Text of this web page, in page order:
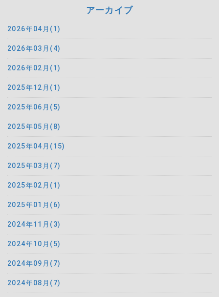
アーカイブ
2026年04月(1)
2026年03月(4)
2026年02月(1)
2025年12月(1)
2025年06月(5)
2025年05月(8)
2025年04月(15)
2025年03月(7)
2025年02月(1)
2025年01月(6)
2024年11月(3)
2024年10月(5)
2024年09月(7)
2024年08月(7)